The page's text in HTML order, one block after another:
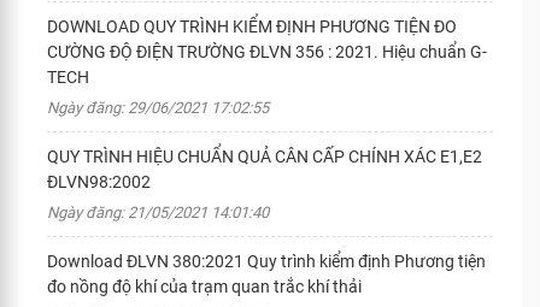
DOWNLOAD QUY TRÌNH KIỂM ĐỊNH PHƯƠNG TIỆN ĐO
CƯỜNG ĐỘ ĐIỆN TRƯỜNG ĐLVN 356 : 2021. Hiệu chuẩn G-
TECH
Ngày đăng: 29/06/2021 17:02:55
QUY TRÌNH HIỆU CHUẨN QUẢ CÂN CẤP CHÍNH XÁC E1,E2
ĐLVN98:2002
Ngày đăng: 21/05/2021 14:01:40
Download ĐLVN 380:2021 Quy trình kiểm định Phương tiện
đo nồng độ khí của trạm quan trắc khí thải